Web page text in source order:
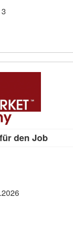
den Job